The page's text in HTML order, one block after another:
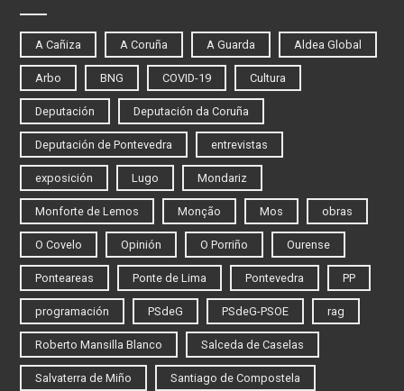
A Cañiza A Coruña A Guarda Aldea Global
Arbo BNG COVID-19 Cultura
Deputación Deputación da Coruña
Deputación de Pontevedra entrevistas
exposición Lugo Mondariz
Monforte de Lemos Monção Mos obras
O Covelo Opinión O Porriño Ourense
Ponteareas Ponte de Lima Pontevedra PP
programación PSdeG PSdeG-PSOE rag
Roberto Mansilla Blanco Salceda de Caselas
Salvaterra de Miño Santiago de Compostela